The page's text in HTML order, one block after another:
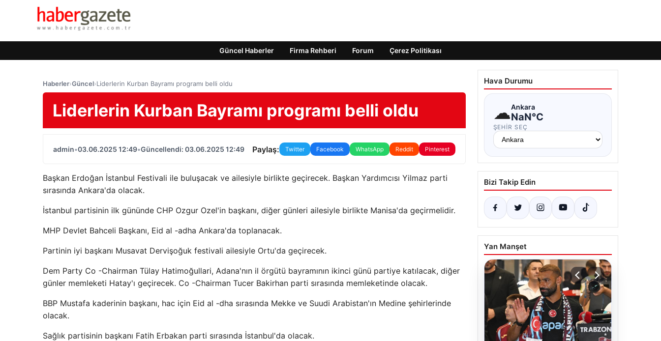
Güncel Haberler Firma Rehberi Forum Çerez Politikası
Haberler›Güncel›Liderlerin Kurban Bayramı programı belli oldu
Liderlerin Kurban Bayramı programı belli oldu
admin•03.06.2025 12:49•Güncellendi: 03.06.2025 12:49 Paylaş: Twitter Facebook WhatsApp Reddit Pinterest
Başkan Erdoğan İstanbul Festivali ile buluşacak ve ailesiyle birlikte geçirecek. Başkan Yardımcısı Yilmaz parti
sırasında Ankara'da olacak.
İstanbul partisinin ilk gününde CHP Ozgur Ozel'in başkanı, diğer günleri ailesiyle birlikte Manisa'da geçirmelidir.
MHP Devlet Bahceli Başkanı, Eid al -adha Ankara'da toplanacak.
Partinin iyi başkanı Musavat Dervişoğuk festivali ailesiyle Ortu'da geçirecek.
Dem Party Co -Chairman Tülay Hatimoğullari, Adana'nın il örgütü bayramının ikinci günü partiye katılacak, diğer
günler memleketi Hatay'ı geçirecek. Co -Chairman Tucer Bakirhan parti sırasında memleketinde olacak.
BBP Mustafa kaderinin başkanı, hac için Eid al -dha sırasında Mekke ve Suudi Arabistan'ın Medine şehirlerinde
olacak.
Sağlık partisinin başkanı Fatih Erbakan parti sırasında İstanbul'da olacak.
Hava Durumu
☁Ankara
NaN°C
ŞEHIR SEÇ
Bizi Takip Edin
Yan Manşet